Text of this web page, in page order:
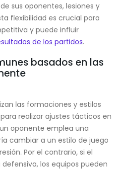
sus oponentes, lesiones y
flexibilidad es crucial para
y puede influir
de los partidos.
basados en las
las formaciones y estilos
realizar ajustes tácticos en
oponente emplea una
cambiar a un estilo de juego
Por el contrario, si el
los equipos pueden